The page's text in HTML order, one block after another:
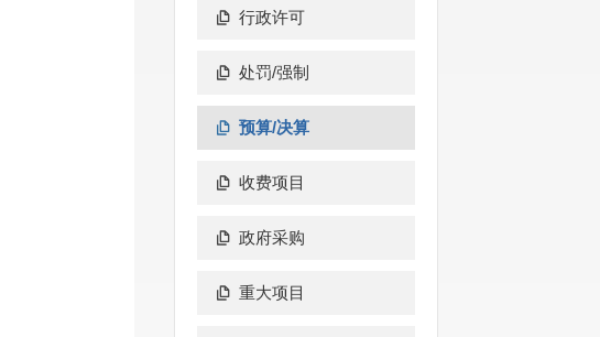
行政许可
处罚/强制
预算/决算
收费项目
政府采购
重大项目